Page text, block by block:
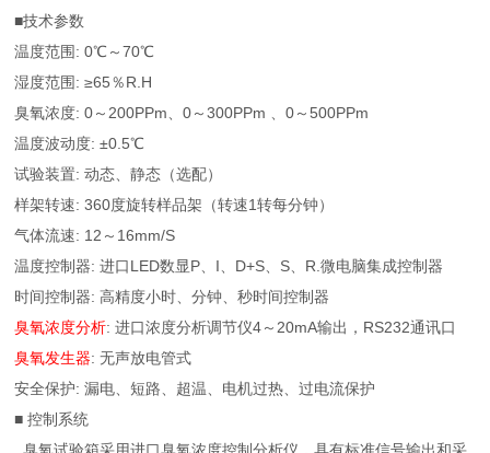
■技术参数
温度范围: 0℃～70℃
湿度范围: ≥65％R.H
臭氧浓度: 0～200PPm、0～300PPm 、0～500PPm
温度波动度: ±0.5℃
试验装置: 动态、静态（选配）
样架转速: 360度旋转样品架（转速1转每分钟）
气体流速: 12～16mm/S
温度控制器: 进口LED数显P、I、D+S、S、R.微电脑集成控制器
时间控制器: 高精度小时、分钟、秒时间控制器
臭氧浓度分析: 进口浓度分析调节仪4～20mA输出，RS232通讯口
臭氧发生器: 无声放电管式
安全保护: 漏电、短路、超温、电机过热、过电流保护
■ 控制系统